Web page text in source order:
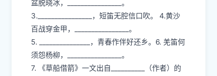
盆脱晓冰，________________。
3.________________，短笛无腔信口吹。 4.黄沙
百战穿金甲，________________。
5. _______________，青春作伴好还乡。6. 羌笛何
须怨杨柳，________________。
7. 《草船借箭》一文出自__________（作者）的